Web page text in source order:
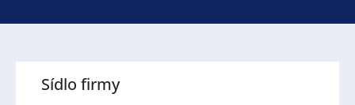
Sídlo firmy